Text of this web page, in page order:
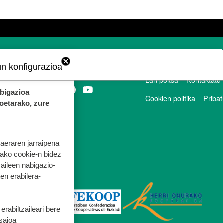
Lan poltsa
Kontaktatu
Cookien politika
konfigurazioa
zure
jarraipena
cookie-n bidez
nabigazio-
erabilera-
bere